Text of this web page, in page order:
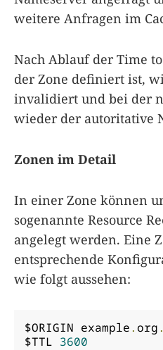
weitere Anfragen im
Nach Ablauf der Time
der Zone definiert ist,
invalidiert und bei der
wieder der autoritative
Zonen im Detail
In einer Zone können
sogenannte Resource
angelegt werden. Eine
entsprechende
wie folgt aussehen:
$ORIGIN example.org.
$TTL 3600